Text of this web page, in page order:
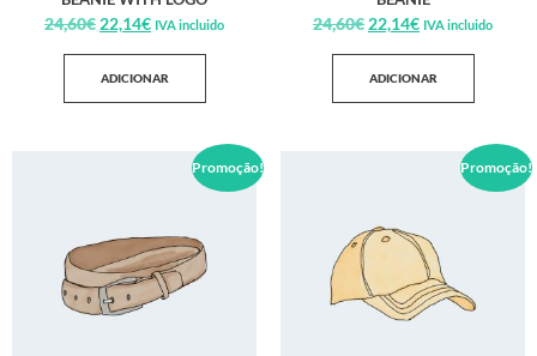
24,60€ 22,14€ IVA incluido
ADICIONAR
24,60€ 22,14€ IVA incluido
ADICIONAR
Promoção! Promoção!